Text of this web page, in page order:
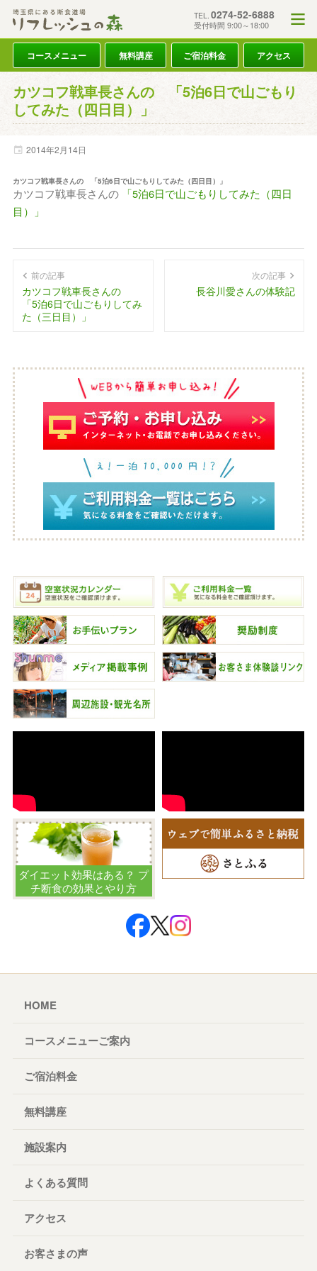
TEL. 0274-52-6888
受付時間 9:00～18:00
コースメニュー 無料講座 ご宿泊料金 アクセス
カツコフ戦車長さんの 「5泊6日で山ごもり
してみた（四日目）」
2014年2月14日
カツコフ戦車長さんの 「5泊6日で山ごもりしてみた（四日目）」
カツコフ戦車長さんの
「5泊6日で山ごもりしてみた（四日
目）」
前の記事
カツコフ戦車長さんの
「5泊6日で山ごもりしてみ
た（三日目）」
次の記事
長谷川愛さんの体験記
ダイエット効果はある？ プ
チ断食の効果とやり方
HOME
コースメニューご案内
ご宿泊料金
無料講座
施設案内
よくある質問
アクセス
お客さまの声